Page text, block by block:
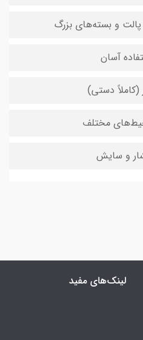
پالت و بسته‌های بزرگ
آسان
(کاملاً دستی)
مختلف
و سایش
لینک‌های مفید